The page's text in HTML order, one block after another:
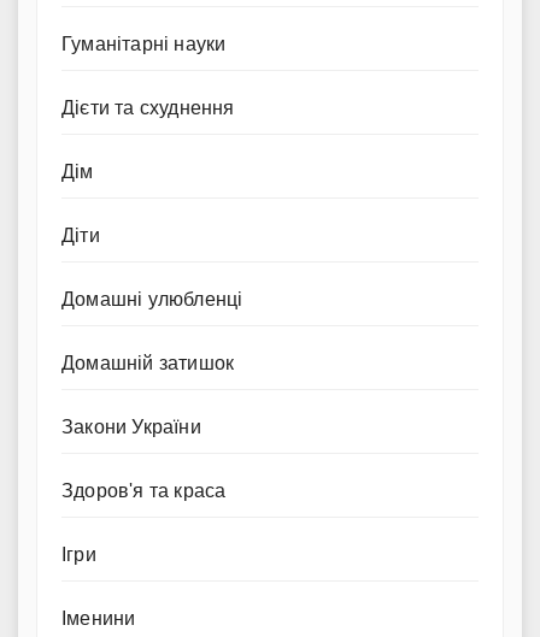
Гуманітарні науки
Дієти та схуднення
Дім
Діти
Домашні улюбленці
Домашній затишок
Закони України
Здоров'я та краса
Ігри
Іменини